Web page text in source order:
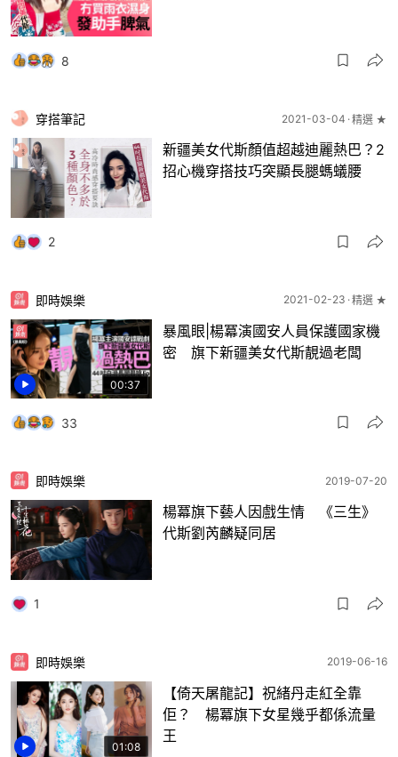
8
穿搭筆記 2021-03-04 精選 ★
新疆美女代斯顏值超越迪麗熱巴？2
招心機穿搭技巧突顯長腿螞蟻腰
2
00:37
即時娛樂 2021-02-23 精選 ★
暴風眼|楊冪演國安人員保護國家機
密 旗下新疆美女代斯靚過老闆
33
即時娛樂 2019-07-20
楊冪旗下藝人因戲生情 《三生》
代斯劉芮麟疑同居
1
01:08
即時娛樂 2019-06-16
【倚天屠龍記】祝緒丹走紅全靠
佢？ 楊冪旗下女星幾乎都係流量
王